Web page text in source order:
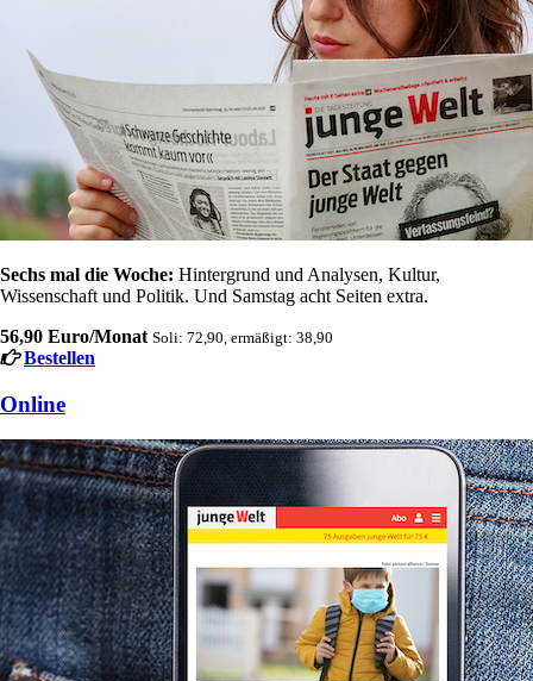
Sechs mal die Woche: Hintergrund und Analysen, Kultur,
Wissenschaft und Politik. Und Samstag acht Seiten extra.
56,90 Euro/Monat Soli: 72,90, ermäßigt: 38,90
Bestellen
Online